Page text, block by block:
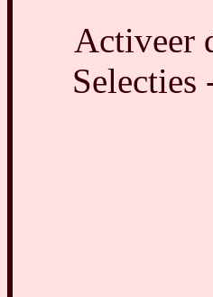
Activeer
Selecties